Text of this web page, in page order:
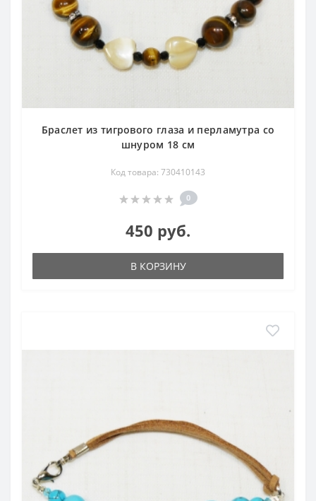
Браслет из тигрового глаза и перламутра со
шнуром 18 см
Код товара: 730410143
0
450 руб.
В КОРЗИНУ